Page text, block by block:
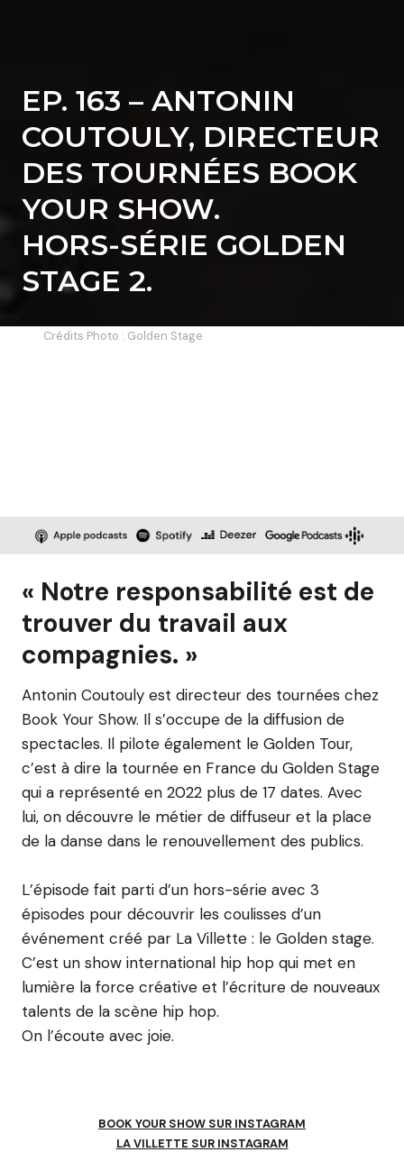
EP. 163 – ANTONIN
COUTOULY, DIRECTEUR
DES TOURNÉES BOOK
YOUR SHOW.
HORS-SÉRIE GOLDEN
STAGE 2.
Crédits Photo : Golden Stage
« Notre responsabilité est de
trouver du travail aux
compagnies. »
Antonin Coutouly est directeur des tournées chez
Book Your Show. Il s’occupe de la diffusion de
spectacles. Il pilote également le Golden Tour,
c’est à dire la tournée en France du Golden Stage
qui a représenté en 2022 plus de 17 dates. Avec
lui, on découvre le métier de diffuseur et la place
de la danse dans le renouvellement des publics.
L’épisode fait parti d’un hors-série avec 3
épisodes pour découvrir les coulisses d’un
événement créé par La Villette : le Golden stage.
C’est un show international hip hop qui met en
lumière la force créative et l’écriture de nouveaux
talents de la scène hip hop.
On l’écoute avec joie.
BOOK YOUR SHOW SUR INSTAGRAM
LA VILLETTE SUR INSTAGRAM